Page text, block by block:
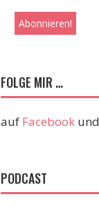
FOLGE MIR …
auf Facebook und
PODCAST